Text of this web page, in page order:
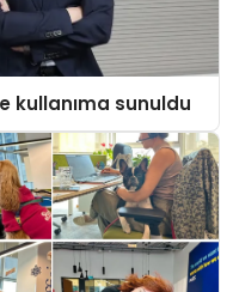
kullanıma sunuldu